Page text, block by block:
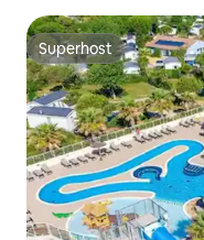
Superhost
Superhost